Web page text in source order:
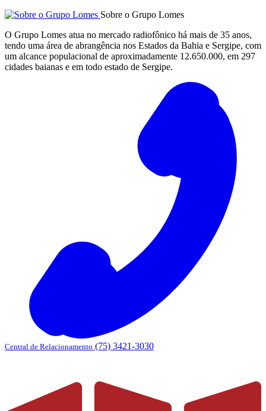
Sobre o Grupo Lomes
O Grupo Lomes atua no mercado radiofônico há mais de 35 anos,
tendo uma área de abrangência nos Estados da Bahia e Sergipe, com
um alcance populacional de aproximadamente 12.650.000, em 297
cidades baianas e em todo estado de Sergipe.
Central de Relacionamento (75) 3421-3030